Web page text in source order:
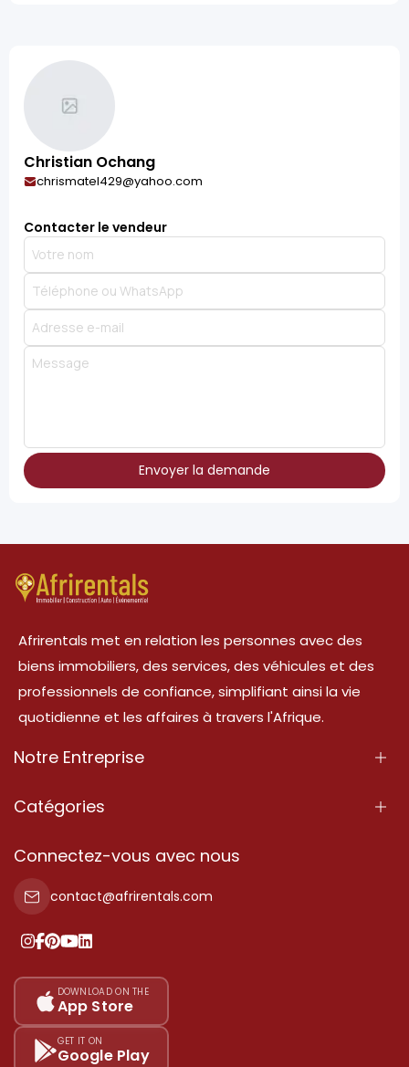
Christian Ochang
chrismatel429@yahoo.com
Contacter le vendeur
Envoyer la demande
Afrirentals met en relation les personnes avec des
biens immobiliers, des services, des véhicules et des
professionnels de confiance, simplifiant ainsi la vie
quotidienne et les affaires à travers l'Afrique.
Notre Entreprise
À Propos
Conditions d'Utilisation
Politique de Confidentialité
Nos tarifs
Plan du site
Catégories
Propriété
Propriété à vendre
Propriété à louer
Ajoutez votre témoignage
Connectez-vous avec nous
contact@afrirentals.com
DOWNLOAD ON THE
App Store
GET IT ON
Google Play